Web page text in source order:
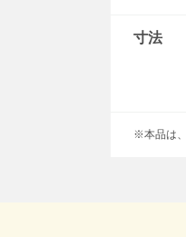
寸法
※本品は